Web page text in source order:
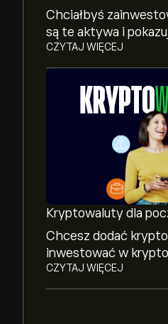
Chciałbyś
są te aktywa i
CZYTAJ WIĘCEJ
Kryptowaluty dla
Chcesz dodać
inwestować w
CZYTAJ WIĘCEJ
Obecna cena GALA
Kapitalizacja
Najwyższe w historii
Gala V2 ma 24-